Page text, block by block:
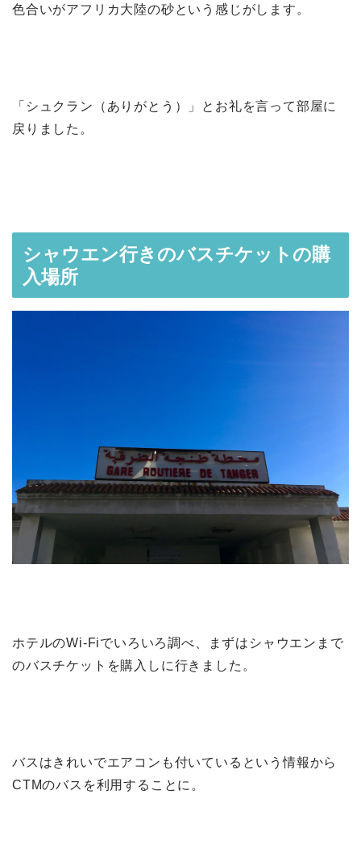
色合いがアフリカ大陸の砂という感じがします。
「シュクラン（ありがとう）」とお礼を言って部屋に
戻りました。
シャウエン行きのバスチケットの購
入場所
ホテルのWi-Fiでいろいろ調べ、まずはシャウエンまで
のバスチケットを購入しに行きました。
バスはきれいでエアコンも付いているという情報から
CTMのバスを利用することに。